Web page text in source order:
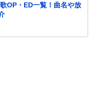
OP・ED一覧！曲名や放